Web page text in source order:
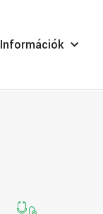
Információk